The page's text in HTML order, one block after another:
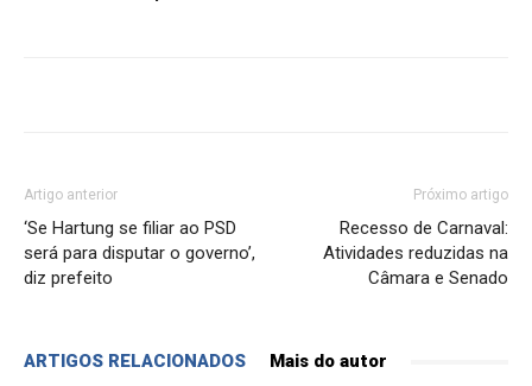
Artigo anterior
‘Se Hartung se filiar ao PSD
será para disputar o governo’,
diz prefeito
Próximo artigo
Recesso de Carnaval:
Atividades reduzidas na
Câmara e Senado
ARTIGOS RELACIONADOS Mais do autor